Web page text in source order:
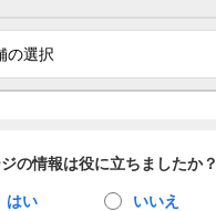
の選択
の情報は役に立ちましたか？
はい いいえ